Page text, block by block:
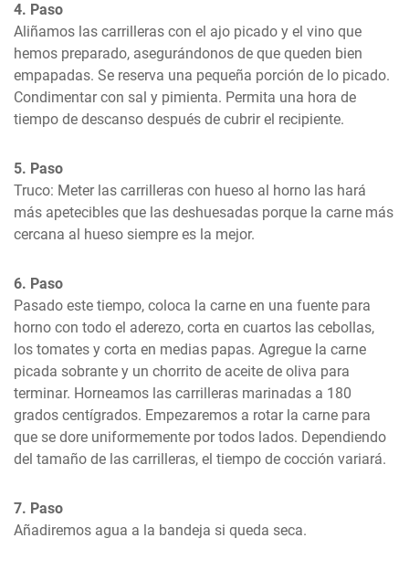
4. Paso
Aliñamos las carrilleras con el ajo picado y el vino que
hemos preparado, asegurándonos de que queden bien
empapadas. Se reserva una pequeña porción de lo picado.
Condimentar con sal y pimienta. Permita una hora de
tiempo de descanso después de cubrir el recipiente.
5. Paso
Truco: Meter las carrilleras con hueso al horno las hará
más apetecibles que las deshuesadas porque la carne más
cercana al hueso siempre es la mejor.
6. Paso
Pasado este tiempo, coloca la carne en una fuente para
horno con todo el aderezo, corta en cuartos las cebollas,
los tomates y corta en medias papas. Agregue la carne
picada sobrante y un chorrito de aceite de oliva para
terminar. Horneamos las carrilleras marinadas a 180
grados centígrados. Empezaremos a rotar la carne para
que se dore uniformemente por todos lados. Dependiendo
del tamaño de las carrilleras, el tiempo de cocción variará.
7. Paso
Añadiremos agua a la bandeja si queda seca.